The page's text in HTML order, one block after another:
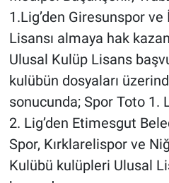
1.Lig’den Giresunspor
Lisansı almaya hak
Ulusal Kulüp Lisans
kulübün dosyaları
sonucunda; Spor Toto 1.
2. Lig’den Etimesgut
Spor, Kırklarelispor ve
Kulübü kulüpleri Ulusal